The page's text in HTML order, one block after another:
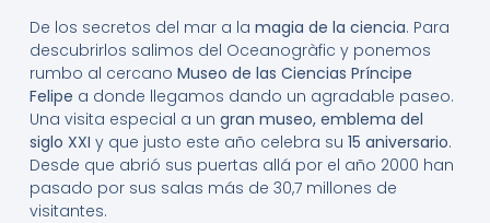
De los secretos del mar a la magia de la ciencia. Para
descubrirlos salimos del Oceanogràfic y ponemos
rumbo al cercano Museo de las Ciencias Príncipe
Felipe a donde llegamos dando un agradable paseo.
Una visita especial a un gran museo, emblema del
siglo XXI y que justo este año celebra su 15 aniversario.
Desde que abrió sus puertas allá por el año 2000 han
pasado por sus salas más de 30,7 millones de
visitantes.